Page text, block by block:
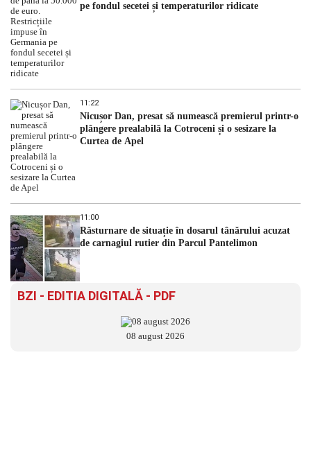
pe fondul secetei și temperaturilor ridicate
11:22
Nicușor Dan, presat să numească premierul printr-o
plângere prealabilă la Cotroceni și o sesizare la
Curtea de Apel
11:00
Răsturnare de situație în dosarul tânărului acuzat
de carnagiul rutier din Parcul Pantelimon
BZI - EDITIA DIGITALĂ - PDF
08 august 2026